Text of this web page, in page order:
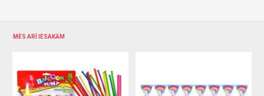
MĒS ARĪ IESAKĀM